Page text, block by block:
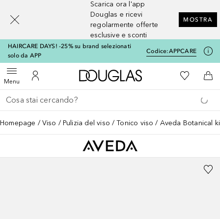
Scarica ora l'app
Douglas e ricevi
regolarmente offerte
esclusive e sconti
MOSTRA
HAIRCARE DAYS! -25% su brand selezionati
solo da APP
Codice:APPCARE
MenuApri menuAl Mio Account
A Douglas HomeAlla Mia
Al
Torna indietro
Esegui ricerca
Homepage Viso Pulizia del viso Tonico viso Aveda Botanical
[navigation.slideout.screenreader]